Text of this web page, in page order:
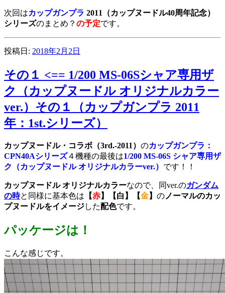
次回はカップガンプラ 2011（カップヌードル40周年記念）
シリーズのまとめ？ の予定です。
投稿日: 2018年2月2日
その１ <== 1/200 MS-06Sシャア専用ザ
ク（カップヌードル オリジナルカラー
ver.）その１（カップガンプラ 2011
年：1st.シリーズ）
カップヌードル・コラボ（3rd.-2011） のカップガンプラ：
CPN40Aシリーズ４機種の最後は1/200 MS-06S シャア専用ザ
ク（カップヌードル オリジナルカラーver.） です！！
カップヌードル オリジナルカラーなので、同ver.のガンダム
の時と同様に基本色は 【赤】【白】【金】 のノーマルのカッ
プヌードルをイメージした配色です。
パッケージは！
こんな感じです。